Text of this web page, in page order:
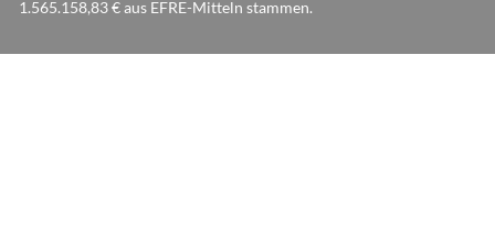
1.565.158,83 € aus EFRE-Mitteln stammen.